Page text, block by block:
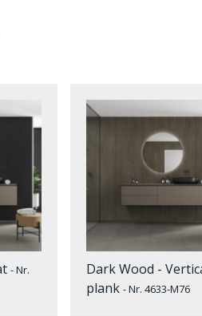
- Nr.
Dark Wood -
plank- Nr. 4633-M76